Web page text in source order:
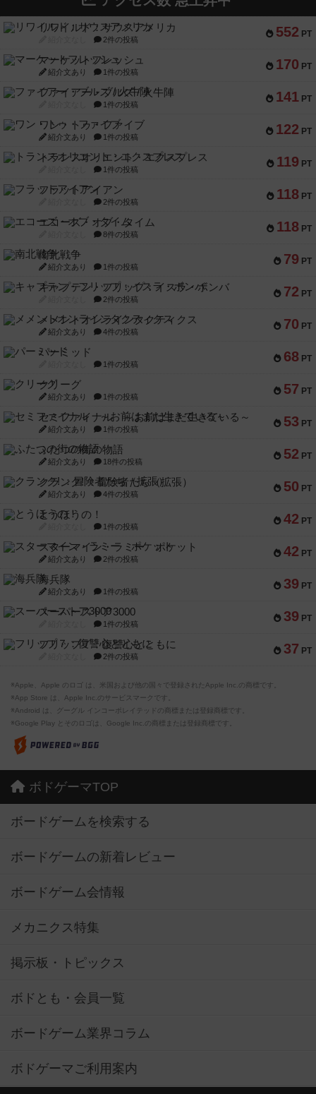
552 PT
リワイルド：サウスアメリカ
2件の投稿
170 PT
マーケットフレッシュ
紹介文あり 1件の投稿
141 PT
ファイアー・ブルズ / 火牛陣
1件の投稿
122 PT
ワン・トゥ・ファイブ
紹介文あり 1件の投稿
119 PT
トランスオリエント・エクスプレス
1件の投稿
118 PT
フラットアイアン
2件の投稿
118 PT
エコーズ・オブ・タイム
8件の投稿
79 PT
南北戦争
紹介文あり 1件の投稿
72 PT
キャプテン・フリップ：イスラ・ボンバ
2件の投稿
70 PT
メメントオンラインタクティクス
紹介文あり 4件の投稿
68 PT
パーミッド
1件の投稿
57 PT
クリーグ
紹介文あり 1件の投稿
53 PT
セミファイナル ～お前はまだ生きている～
紹介文あり 1件の投稿
52 PT
ふたつの街の物語
紹介文あり 18件の投稿
50 PT
クランク! ：冒険者たち（拡張）
紹介文あり 4件の投稿
42 PT
とうほうの！
1件の投稿
42 PT
スターマイン・ラミー ポケット
紹介文あり 2件の投稿
39 PT
海兵隊
紹介文あり 1件の投稿
39 PT
スーパーストア3000
1件の投稿
37 PT
フリップ７：復讐心とともに
2件の投稿
※Apple、Apple のロゴ は、米国および他の国々で登録されたApple Inc.の商標です。
※App Store は、Apple Inc.のサービスマークです。
※Android は、グーグル インコーポレイテッドの商標または登録商標です。
※Google Play とそのロゴは、Google Inc.の商標または登録商標です。
ボドゲーマTOP
ボードゲームを検索する
ボードゲームの新着レビュー
ボードゲーム会情報
メカニクス特集
掲示板・トピックス
ボドとも・会員一覧
ボードゲーム業界コラム
ボドゲーマご利用案内